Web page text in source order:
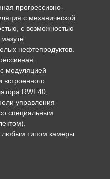
прогрессивно-
с механической
c возможностью
нефтепродуктов.
модуляцией
RWF40,
управления
специальным
любым типом камеры